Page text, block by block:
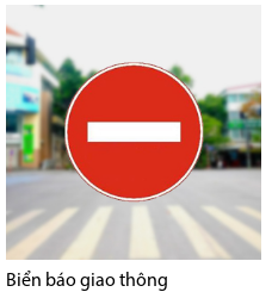
Biển báo giao thông